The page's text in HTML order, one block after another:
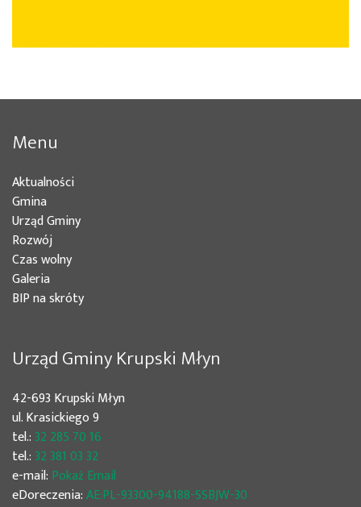
Menu
Aktualności
Gmina(bieżąca)
Urząd Gminy(bieżąca)
Rozwój(bieżąca)
Czas wolny(bieżąca)
Galeria
BIP na skróty(bieżąca)
Urząd Gminy Krupski Młyn
42-693 Krupski Młyn
ul. Krasickiego 9
tel.:32 285 70 16
tel.:32 381 03 32
e-mail: Pokaż Email
eDoreczenia:AE:PL-93300-94188-SSBJW-30